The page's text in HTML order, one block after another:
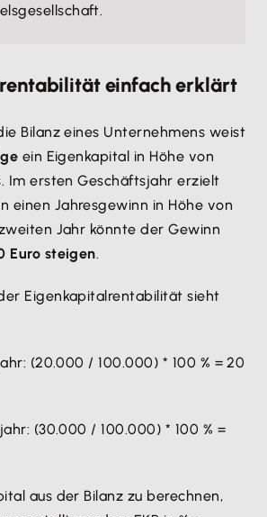
einfach erklärt
Bilanz eines Unternehmens weist
ein Eigenkapital in Höhe von
Im ersten Geschäftsjahr erzielt
einen Jahresgewinn in Höhe von
Jahr könnte der Gewinn
Euro steigen.
Eigenkapitalrentabilität sieht
(20.000 / 100.000) * 100 % = 20
(30.000 / 100.000) * 100 % =
aus der Bilanz zu berechnen,